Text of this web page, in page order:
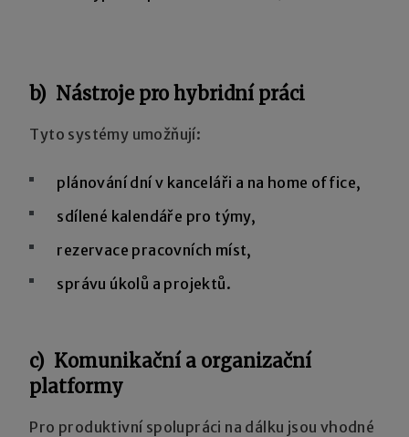
b) Nástroje pro hybridní práci
Tyto systémy umožňují:
plánování dní v kanceláři a na home office,
sdílené kalendáře pro týmy,
rezervace pracovních míst,
správu úkolů a projektů.
c) Komunikační a organizační
platformy
Pro produktivní spolupráci na dálku jsou vhodné